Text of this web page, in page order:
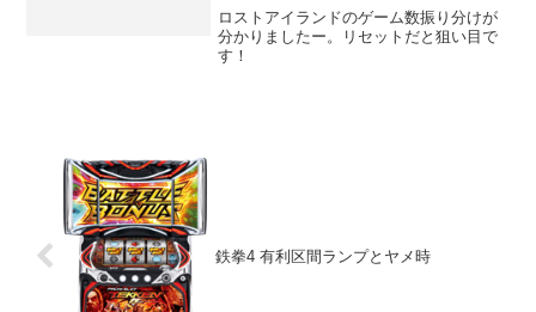
ロストアイランドのゲーム数振り分けが
分かりましたー。リセットだと狙い目で
す！
鉄拳4 有利区間ランプとヤメ時